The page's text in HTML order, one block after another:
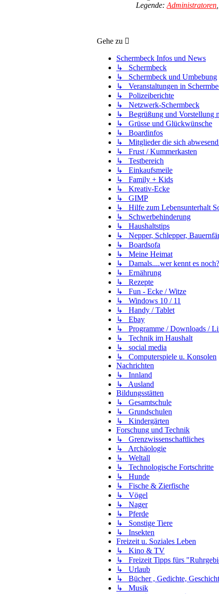
Legende: Administratoren
Gehe zu
Schermbeck Infos und News
↳ Schermbeck
↳ Schermbeck und Umbebung
↳ Veranstaltungen in
↳ Polizeiberichte
↳ Netzwerk-Schermbeck
↳ Begrüßung und Vorstellung
↳ Grüsse und Glückwünsche
↳ Boardinfos
↳ Mitglieder die sich
↳ Frust / Kummerkasten
↳ Testbereich
↳ Einkaufsmeile
↳ Family + Kids
↳ Kreativ-Ecke
↳ GIMP
↳ Hilfe zum Lebensunterhalt
↳ Schwerbehinderung
↳ Haushaltstips
↳ Nepper, Schlepper,
↳ Boardsofa
↳ Meine Heimat
↳ Damals....wer kennt es noch?
↳ Ernährung
↳ Rezepte
↳ Fun - Ecke / Witze
↳ Windows 10 / 11
↳ Handy / Tablet
↳ Ebay
↳ Programme / Downloads /
↳ Technik im Haushalt
↳ social media
↳ Computerspiele u. Konsolen
Nachrichten
↳ Innland
↳ Ausland
Bildungsstätten
↳ Gesamtschule
↳ Grundschulen
↳ Kindergärten
Forschung und Technik
↳ Grenzwissenschaftliches
↳ Archäologie
↳ Weltall
↳ Technologische Fortschritte
↳ Hunde
↳ Fische & Zierfische
↳ Vögel
↳ Nager
↳ Pferde
↳ Sonstige Tiere
↳ Insekten
Freizeit u. Soziales Leben
↳ Kino & TV
↳ Freizeit Tipps fürs
↳ Urlaub
↳ Bücher , Gedichte,
↳ Musik